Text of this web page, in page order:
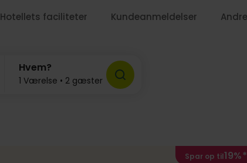
749,-
Hotellets faciliteter Kundeanmeldelser
Hvem?
1 Værelse • 2 gæster
Spar op til19%*